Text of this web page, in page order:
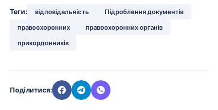
Теги: відповідальність
Підроблення документів
правоохоронних
правоохоронних органів
прикордонників
Поділитися: